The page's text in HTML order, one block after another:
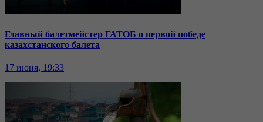
Главный балетмейстер ГАТОБ о первой победе
казахстанского балета
17 июня, 19:33